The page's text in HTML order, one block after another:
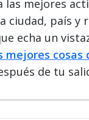
las mejores
ciudad, país y
echa un
mejores cosas
de tu